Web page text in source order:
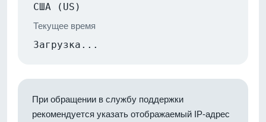
США (US)
Текущее время
Загрузка...
При обращении в службу поддержки
рекомендуется указать отображаемый IP-адрес